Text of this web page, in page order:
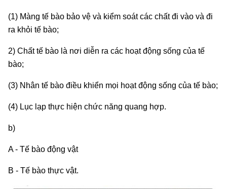
(1) Màng tế bào bảo vệ và kiểm soát các chất đi vào và đi
ra khỏi tế bào;
2) Chất tế bào là nơi diễn ra các hoạt động sống của tế
bào;
(3) Nhân tế bào điều khiển mọi hoạt động sống của tế bào;
(4) Lục lạp thực hiện chức năng quang hợp.
b)
A - Tế bào động vật
B - Tế bào thực vật.